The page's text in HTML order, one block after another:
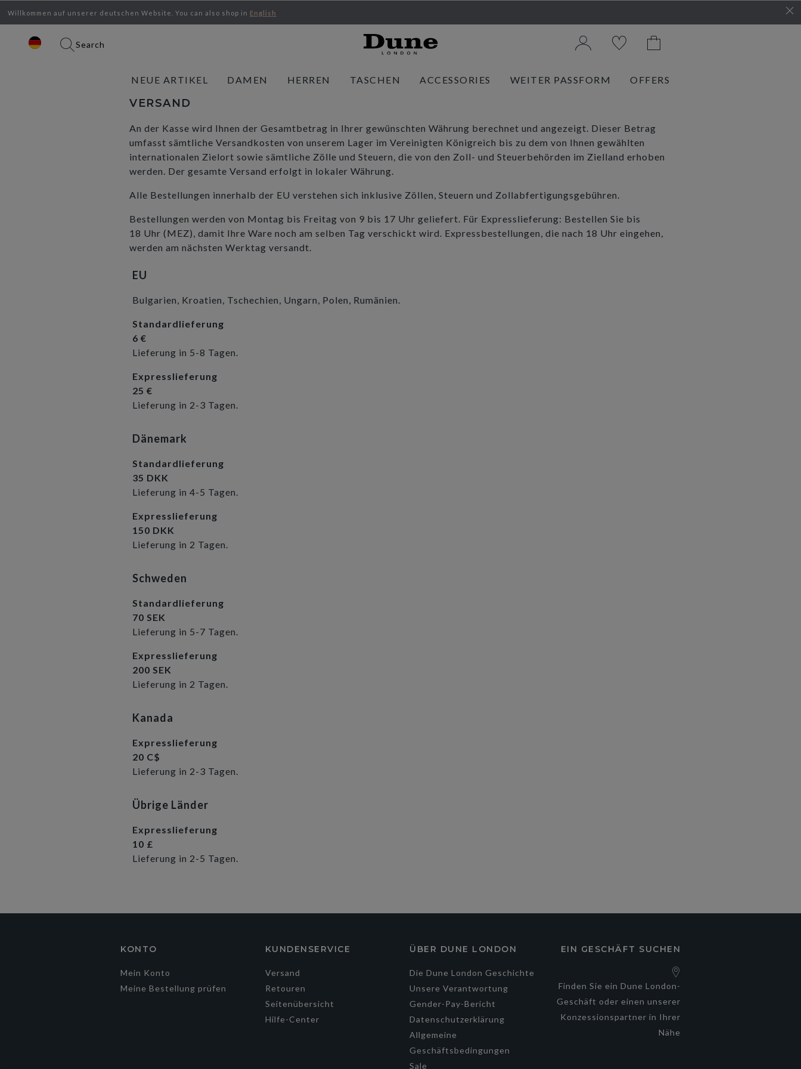
Willkommen auf unserer deutschen Website. You can also shop in English
Search
NEUE ARTIKEL DAMEN HERREN TASCHEN ACCESSORIES WEITER PASSFORM OFFERS
VERSAND
An der Kasse wird Ihnen der Gesamtbetrag in Ihrer gewünschten Währung berechnet und angezeigt. Dieser Betrag
umfasst sämtliche Versandkosten von unserem Lager im Vereinigten Königreich bis zu dem von Ihnen gewählten
internationalen Zielort sowie sämtliche Zölle und Steuern, die von den Zoll- und Steuerbehörden im Zielland erhoben
werden. Der gesamte Versand erfolgt in lokaler Währung.
Alle Bestellungen innerhalb der EU verstehen sich inklusive Zöllen, Steuern und Zollabfertigungsgebühren.
Bestellungen werden von Montag bis Freitag von 9 bis 17 Uhr geliefert. Für Expresslieferung: Bestellen Sie bis
18 Uhr (MEZ), damit Ihre Ware noch am selben Tag verschickt wird. Expressbestellungen, die nach 18 Uhr eingehen,
werden am nächsten Werktag versandt.
EU
Bulgarien, Kroatien, Tschechien, Ungarn, Polen, Rumänien.
Standardlieferung
6 €
Lieferung in 5-8 Tagen.
Expresslieferung
25 €
Lieferung in 2-3 Tagen.
Dänemark
Standardlieferung
35 DKK
Lieferung in 4-5 Tagen.
Expresslieferung
150 DKK
Lieferung in 2 Tagen.
Schweden
Standardlieferung
70 SEK
Lieferung in 5-7 Tagen.
Expresslieferung
200 SEK
Lieferung in 2 Tagen.
Kanada
Expresslieferung
20 C$
Lieferung in 2-3 Tagen.
Übrige Länder
Expresslieferung
10 £
Lieferung in 2-5 Tagen.
KONTO
Mein Konto
Meine Bestellung prüfen
KUNDENSERVICE
Versand
Retouren
Seitenübersicht
Hilfe-Center
ÜBER DUNE LONDON
Die Dune London Geschichte
Unsere Verantwortung
Gender-Pay-Bericht
Datenschutzerklärung
Allgemeine
Geschäftsbedingungen
Sale
EIN GESCHÄFT SUCHEN
Finden Sie ein Dune London-
Geschäft oder einen unserer
Konzessionspartner in Ihrer
Nähe